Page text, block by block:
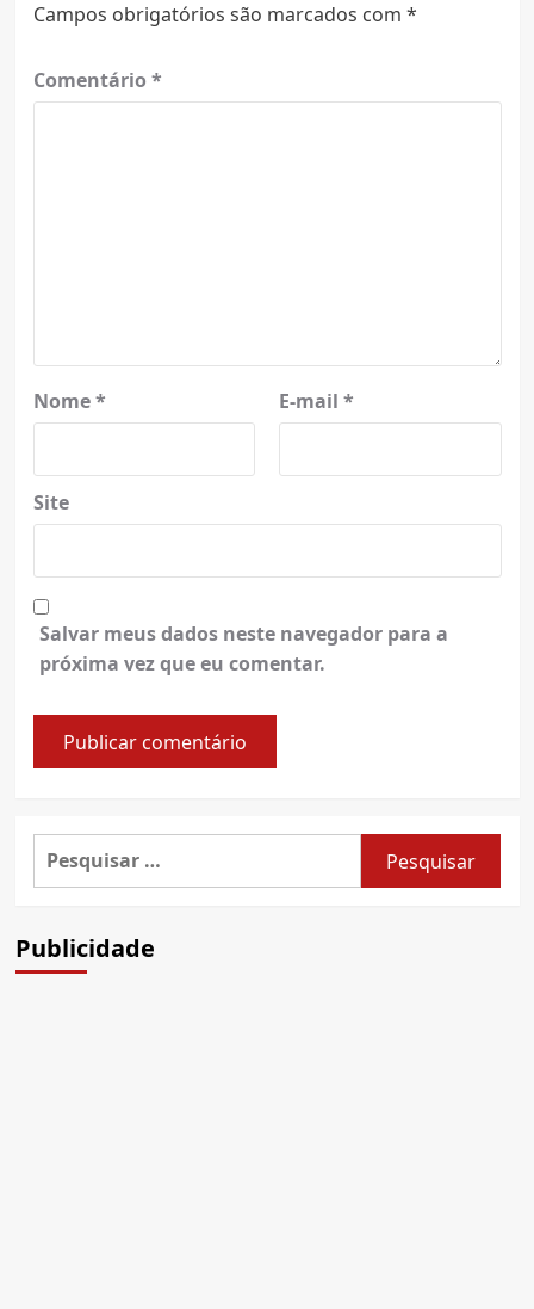
Campos obrigatórios são marcados com *
Comentário *
Nome* E-mail *
Site
Salvar meus dados neste navegador para a
próxima vez que eu comentar.
Pesquisar
Publicidade